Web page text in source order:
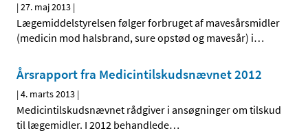
|27. maj 2013 |
Lægemiddelstyrelsen følger forbruget af mavesårsmidler
(medicin mod halsbrand, sure opstød og mavesår) i…
Årsrapport fra Medicintilskudsnævnet 2012
|4. marts 2013 |
Medicintilskudsnævnet rådgiver i ansøgninger om tilskud
til lægemidler. I 2012 behandlede…